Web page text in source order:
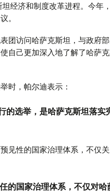
经济和制度改革进程。今年
。
团访问哈萨克斯坦，与政府
自己更加深入地了解了哈萨
时，帕尔迪表示：
的选举，是哈萨克斯坦落实
见性的国家治理体系，不仅
的国家治理体系，不仅对